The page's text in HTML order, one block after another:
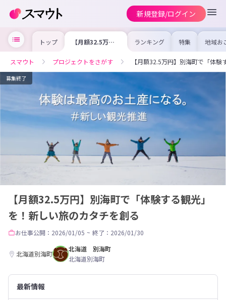
新規登録/ログイン
トップ 【月額32.5万
円】別海町で「体
新しい旅のカタチ
を創る
ランキング 特集 地域お
の求
を集め
事内
を比
合った
スマウト プロジェクトをさがす 【月額32.5万円】別海町で「体
募集終了
【月額32.5万円】別海町で「体験する観光」
を！新しい旅のカタチを創る
お仕事公開：2026/01/05 ~ 終了：2026/01/30
北海道別海町
北海道 別海町
北海道別海町
最新情報